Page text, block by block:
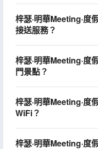
梓瑟·明華Meeting·度
接送服務？
梓瑟·明華Meeting·度
門景點？
梓瑟·明華Meeting·度
WiFi？
梓瑟·明華Meeting·度